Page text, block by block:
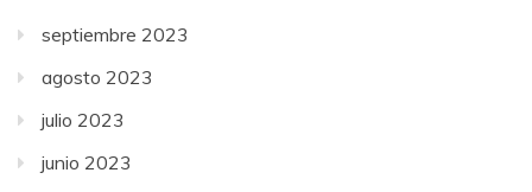
septiembre 2023
agosto 2023
julio 2023
junio 2023